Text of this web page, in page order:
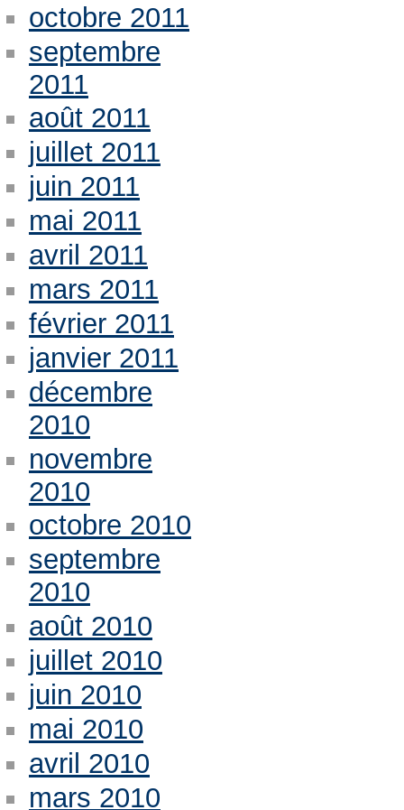
octobre 2011
septembre
2011
août 2011
juillet 2011
juin 2011
mai 2011
avril 2011
mars 2011
février 2011
janvier 2011
décembre
2010
novembre
2010
octobre 2010
septembre
2010
août 2010
juillet 2010
juin 2010
mai 2010
avril 2010
mars 2010